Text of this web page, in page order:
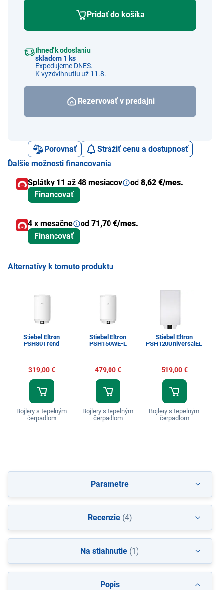
Pridať do košíka
Ihneď k odoslaniu
skladom 1 ks
Expedujeme DNES.
K vyzdvihnutiu už 11.8.
Rezervovať v predajni
Porovnať
Strážiť cenu a dostupnosť
Ďalšie možnosti financovania
Splátky 11 až 48 mesiacov
od 8,62 €/mes.
Financovať
4 x mesačne od 71,70 €/mes.
Financovať
Alternatívy k tomuto produktu
Stiebel Eltron
PSH80Trend
319,00 €
Bojlery s tepelným
čerpadlom
Stiebel Eltron
PSH150WE-L
479,00 €
Bojlery s tepelným
čerpadlom
Stiebel Eltron
PSH120UniversalEL
519,00 €
Bojlery s tepelným
čerpadlom
Popis
Parametre
Recenzie(4)
Na stiahnutie (1)